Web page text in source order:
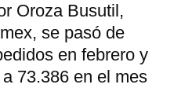
Oroza Busutil,
se pasó de
en febrero y
73.386 en el mes